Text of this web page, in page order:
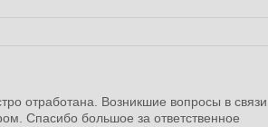
отработана. Возникшие вопросы в связи
Спасибо большое за ответственное